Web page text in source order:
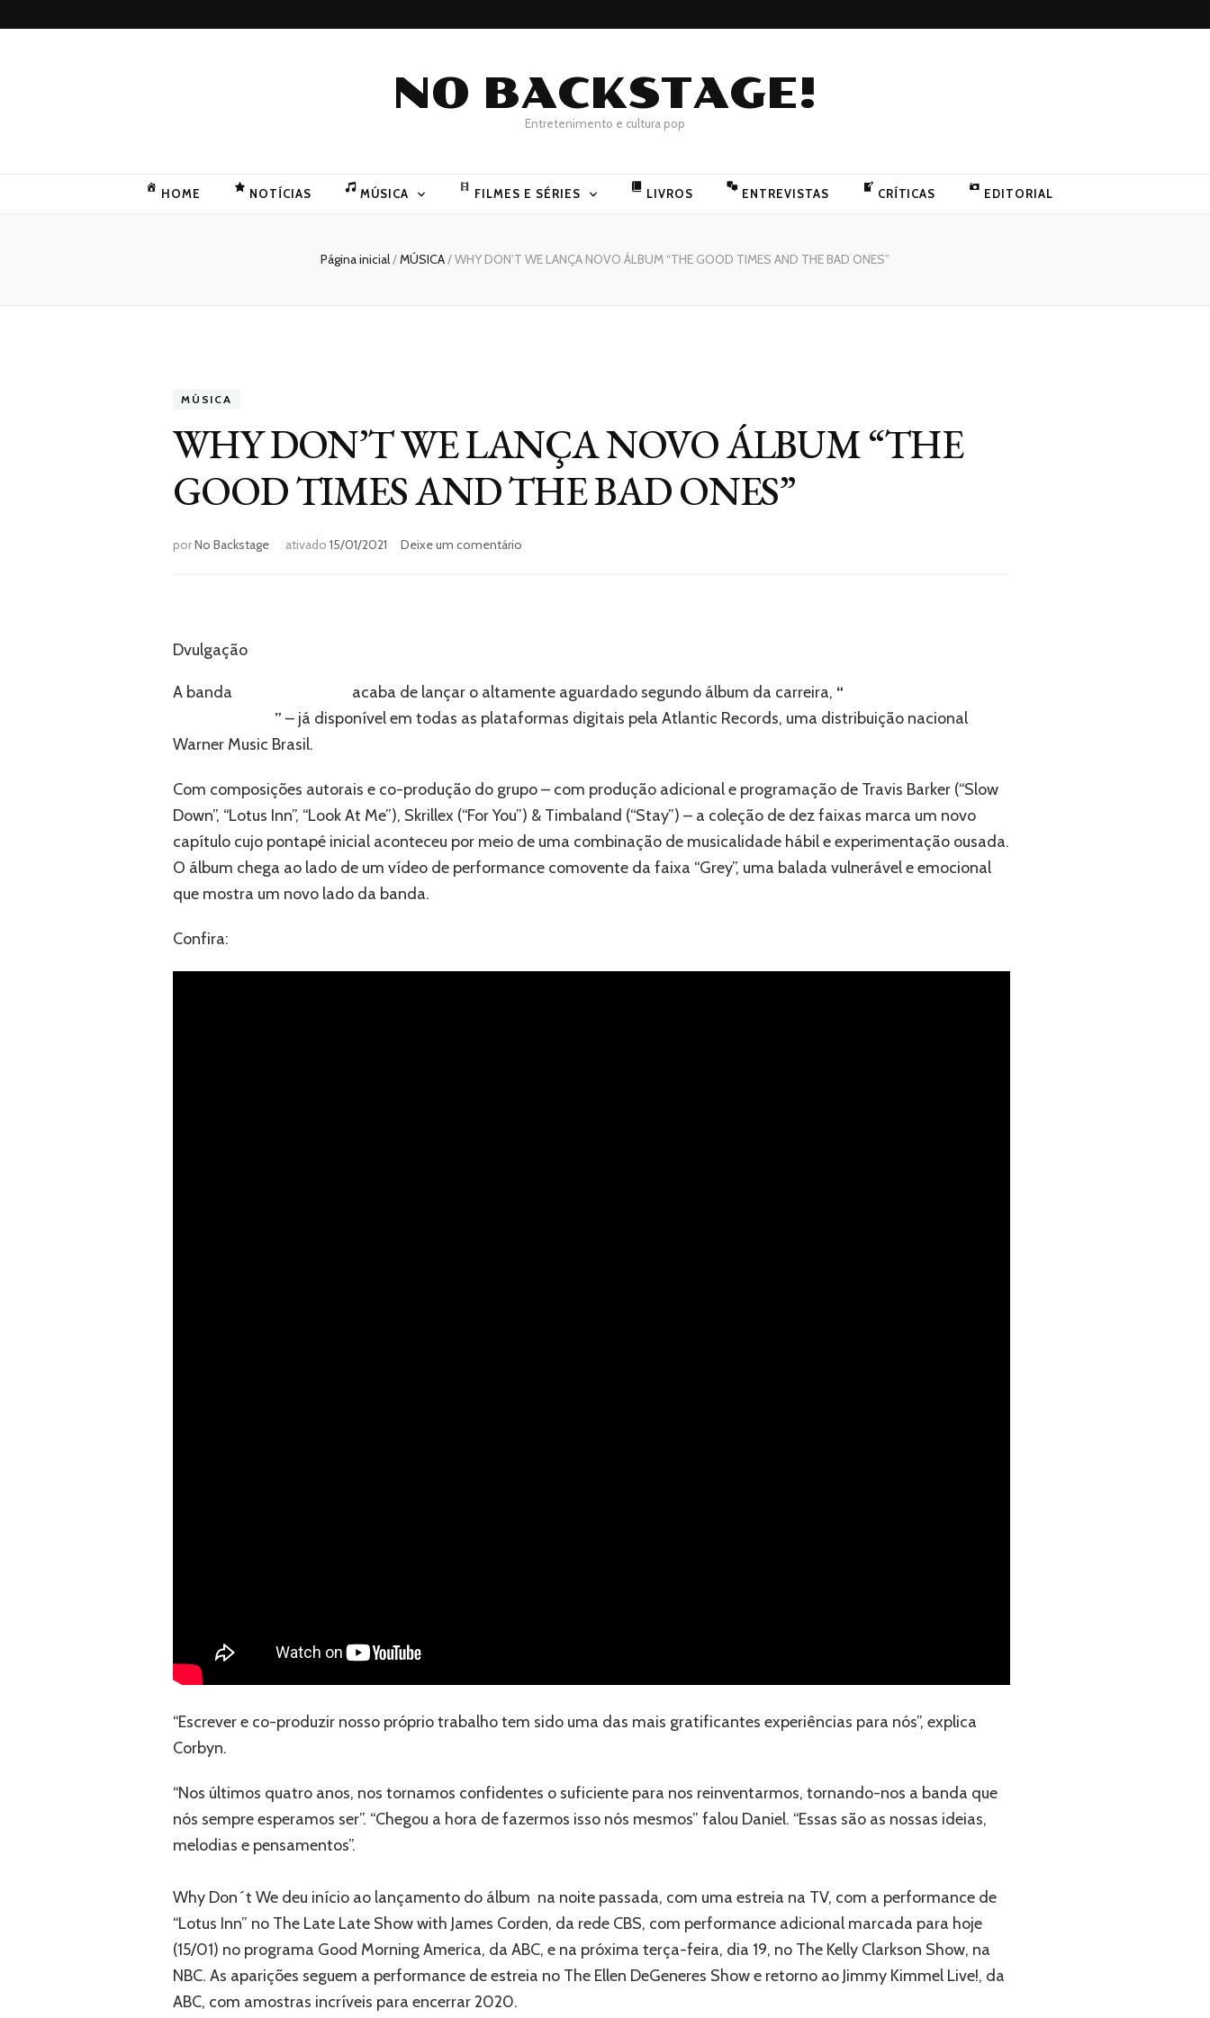
NO BACKSTAGE!
Entretenimento e cultura pop
HOME NOTÍCIAS MÚSICA FILMES E SÉRIES LIVROS ENTREVISTAS CRÍTICAS EDITORIAL
Página inicial/MÚSICA/WHY DON’T WE LANÇA NOVO ÁLBUM “THE GOOD TIMES AND THE BAD ONES”
MÚSICA
WHY DON’T WE LANÇA NOVO ÁLBUM “THE
GOOD TIMES AND THE BAD ONES”
porNo Backstage ativado 15/01/2021 Deixe um comentário
GOOD
TIMES
ONES”
Dvulgação
A banda acaba de lançar o altamente aguardado segundo álbum da carreira, “
” – já disponível em todas as plataformas digitais pela Atlantic Records, uma distribuição nacional
Warner Music Brasil.
Com composições autorais e co-produção do grupo – com produção adicional e programação de Travis Barker (“Slow
Down”, “Lotus Inn”, “Look At Me”), Skrillex (“For You”) & Timbaland (“Stay”) – a coleção de dez faixas marca um novo
capítulo cujo pontapé inicial aconteceu por meio de uma combinação de musicalidade hábil e experimentação ousada.
O álbum chega ao lado de um vídeo de performance comovente da faixa “Grey”, uma balada vulnerável e emocional
que mostra um novo lado da banda.
Confira:
“Escrever e co-produzir nosso próprio trabalho tem sido uma das mais gratificantes experiências para nós”, explica
Corbyn.
“Nos últimos quatro anos, nos tornamos confidentes o suficiente para nos reinventarmos, tornando-nos a banda que
nós sempre esperamos ser”. “Chegou a hora de fazermos isso nós mesmos” falou Daniel. “Essas são as nossas ideias,
melodias e pensamentos”.
Why Don´t We deu início ao lançamento do álbum na noite passada, com uma estreia na TV, com a performance de
“Lotus Inn” no The Late Late Show with James Corden, da rede CBS, com performance adicional marcada para hoje
(15/01) no programa Good Morning America, da ABC, e na próxima terça-feira, dia 19, no The Kelly Clarkson Show, na
NBC. As aparições seguem a performance de estreia no The Ellen DeGeneres Show e retorno ao Jimmy Kimmel Live!, da
ABC, com amostras incríveis para encerrar 2020.